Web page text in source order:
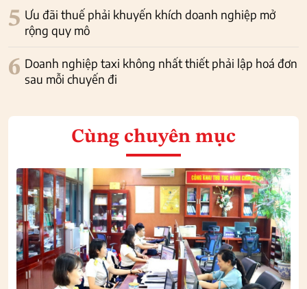
5 Ưu đãi thuế phải khuyến khích doanh nghiệp mở
rộng quy mô
6 Doanh nghiệp taxi không nhất thiết phải lập hoá đơn
sau mỗi chuyến đi
Cùng chuyên mục